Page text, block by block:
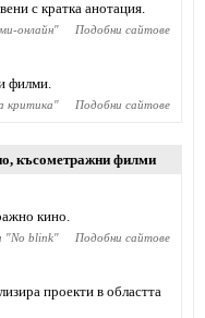
с кратка анотация.
онлайн" Подобни сайтове
филми.
критика" Подобни сайтове
, късометражни филми
кино.
"No blink" Подобни сайтове
проекти в областта